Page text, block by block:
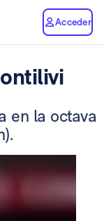
Acceder
en la octava